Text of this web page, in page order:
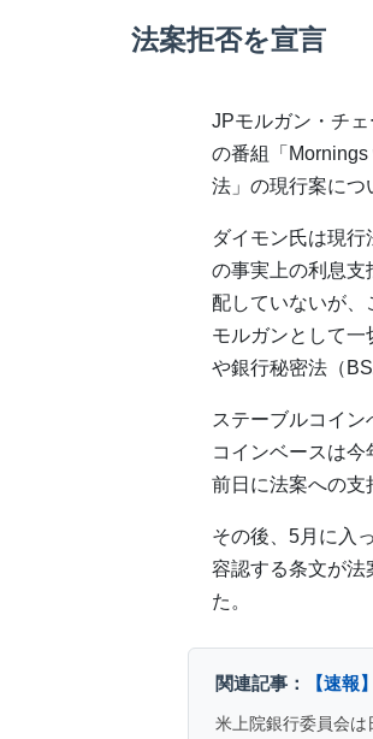
法案拒否を宣言
JPモルガン・チ
の番組「
法」の現行案につ
ダイモン氏は現
の事実上の利息支
配していないが、
モルガンとして一
や銀行秘密法（
ステーブルコイン
コインベースは
前日に法案への支
その後、5月に入
容認する条文が法
た。
関連記事： 【速
米上院銀行委員会は